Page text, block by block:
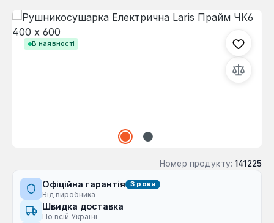
В наявності
Пропустити галерею зображень
Номер продукту: 141225
Офіційна гарантія 3 роки
Від виробника
Швидка доставка
По всій Україні